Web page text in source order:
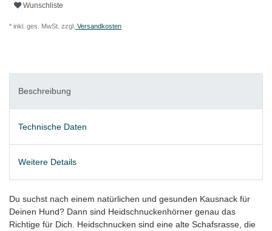
Wunschliste
* inkl. ges. MwSt. zzgl. Versandkosten
Beschreibung
Technische Daten
Weitere Details
Du suchst nach einem natürlichen und gesunden Kausnack für
Deinen Hund? Dann sind Heidschnuckenhörner genau das
Richtige für Dich. Heidschnucken sind eine alte Schafsrasse, die